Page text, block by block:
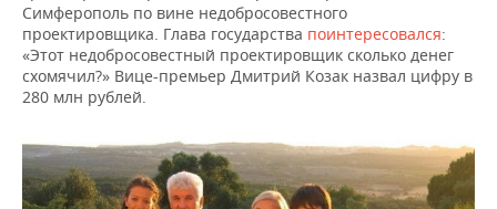
Симферополь по вине недобросовестного
проектировщика. Глава государства поинтересовался:
«Этот недобросовестный проектировщик сколько денег
схомячил?» Вице-премьер Дмитрий Козак назвал цифру в
280 млн рублей.